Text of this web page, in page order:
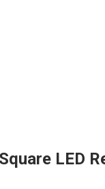
LED